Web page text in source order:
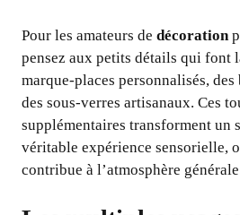
Pour les amateurs de décoration
pensez aux petits détails qui font
marque-places personnalisés,
des sous-verres artisanaux. Ces
supplémentaires transforment un
véritable expérience sensorielle,
contribue à l’atmosphère